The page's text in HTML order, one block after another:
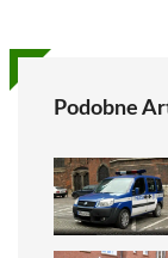
Podobne